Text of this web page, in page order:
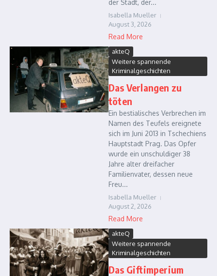
der Stadt, der...
Isabella Mueller
August 3, 2026
Read More
akteQ
Weitere spannende
Kriminalgeschichten
Das Verlangen zu
töten
Ein bestialisches Verbrechen im
Namen des Teufels ereignete
sich im Juni 2013 in Tschechiens
Hauptstadt Prag. Das Opfer
wurde ein unschuldiger 38
Jahre alter dreifacher
Familienvater, dessen neue
Freu...
Isabella Mueller
August 2, 2026
Read More
akteQ
Weitere spannende
Kriminalgeschichten
Das Giftimperium